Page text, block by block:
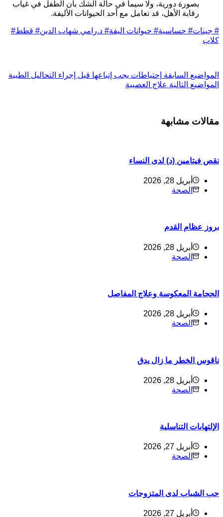
بصورة دورية، ولا سيما في حالة الشك بأن الطفل في غياب
رقابة الأهل، قد تعامل مع أحد الحيوانات الأليفة.
جينات#حساسية#حيوانات اليفة#د.رامي شهاب الدين#قطط#
مواضيعالسابقةإحتياطات يجب إتباعها قبل إجراء التحاليل الطبية
مواضيعالتاليةعلاج العصبية
مشابهة
فيتامين (د) لدى النساء
أبريل 28, 2026
الصحة
عظام القدم
أبريل 28, 2026
الصحة
المعكوسة وعلاج المفاصل
أبريل 28, 2026
الصحة
الخطر ما زال يدق
أبريل 28, 2026
الصحة
التناسلية
أبريل 27, 2026
الصحة
الشباب لدى المتزوجات
أبريل 27, 2026